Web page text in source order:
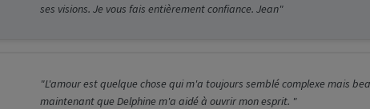
ses visions. Je vous fais entièrement confiance. Jean"
"L'amour est quelque chose qui m'a toujours semblé complexe mais
maintenant que Delphine m'a aidé à ouvrir mon esprit. "